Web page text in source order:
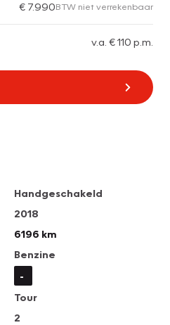
€ 7.990BTW niet verrekenbaar
v.a. € 110 p.m.
Handgeschakeld
2018
6196 km
Benzine
-
Tour
2